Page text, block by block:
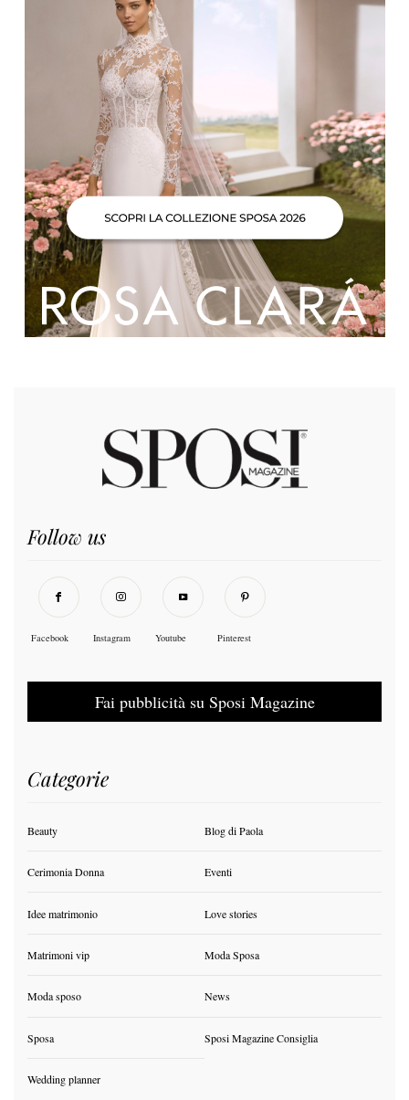
Follow us
Facebook Instagram Youtube Pinterest
Fai pubblicità su Sposi Magazine
Categorie
Beauty Blog di Paola
Cerimonia Donna Eventi
Idee matrimonio Love stories
Matrimoni vip Moda Sposa
Moda sposo News
Sposa Sposi Magazine Consiglia
Wedding planner